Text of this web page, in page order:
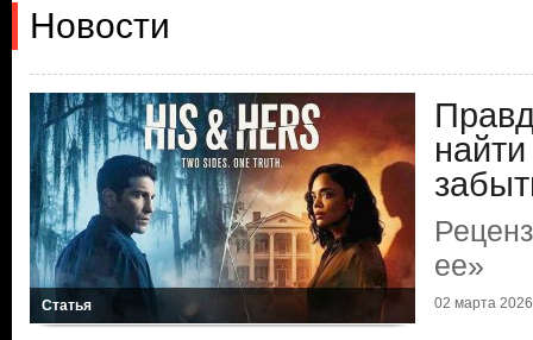
Новости
Статья
ее»
02 марта 2026